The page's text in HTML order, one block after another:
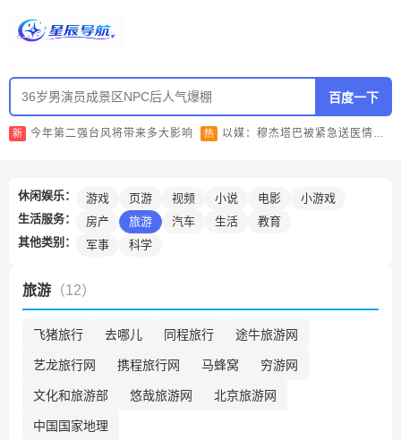
百度一下
新 今年第二强台风将带来多大影响 热 以媒：穆杰塔巴被紧急送医情况危急
休闲娱乐： 游戏 页游 视频 小说 电影
小游戏
生活服务：
房产 旅游 汽车 生活
教育
其他类别：
军事 科学
旅游 （12）
飞猪旅行 去哪儿 同程旅行 途牛旅游网
艺龙旅行网 携程旅行网 马蜂窝 穷游网
文化和旅游部 悠哉旅游网 北京旅游网
中国国家地理